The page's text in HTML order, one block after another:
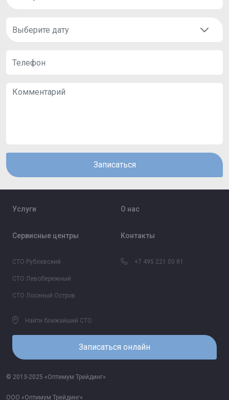
Записаться
Услуги О нас
Сервисные центры
СТО Рублевский
СТО Левобережный
СТО Лосиный Остров
Найти ближайший СТО
Контакты
+7 495 221 00 81
Записаться онлайн
© 2013-2025 «Оптимум Трейдинг»
ООО «Оптимум Трейдинг»